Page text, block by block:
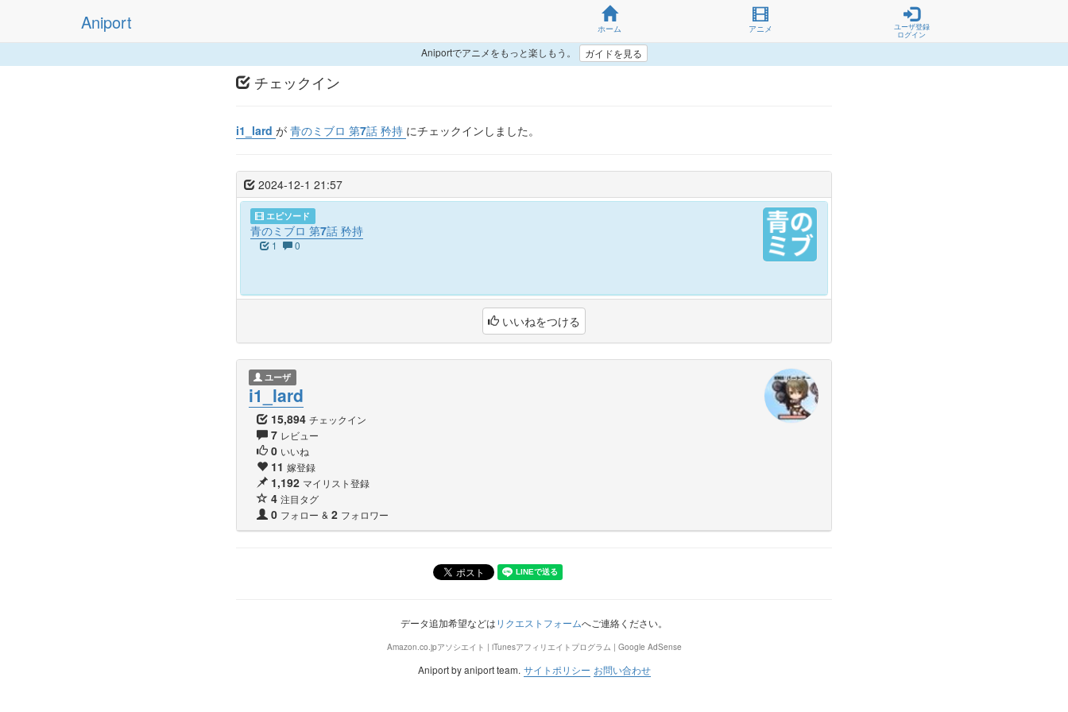
Aniport ホーム アニメ
ユーザ登録
ログイン
Aniportでアニメをもっと楽しもう。 ガイドを見る
チェックイン
i1_lard が 青のミブロ 第7話 矜持 にチェックインしました。
2024-12-1 21:57
エピソード
青のミブロ 第7話 矜持
1 0
いいねをつける
ユーザ
i1_lard
15,894 チェックイン
7 レビュー
0 いいね
11 嫁登録
1,192 マイリスト登録
4 注目タグ
0 フォロー & 2 フォロワー
データ追加希望などはリクエストフォームへご連絡ください。
Amazon.co.jpアソシエイト | iTunesアフィリエイトプログラム | Google AdSense
Aniport by aniport team. サイトポリシー お問い合わせ